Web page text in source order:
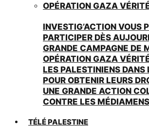
OPÉRATION GAZA
INVESTIG’ACTION VOUS
PARTICIPER DÈS
GRANDE CAMPAGNE DE
OPÉRATION GAZA
LES PALESTINIENS DANS
POUR OBTENIR LEURS
UNE GRANDE ACTION
CONTRE LES
TÉLÉ PALESTINE